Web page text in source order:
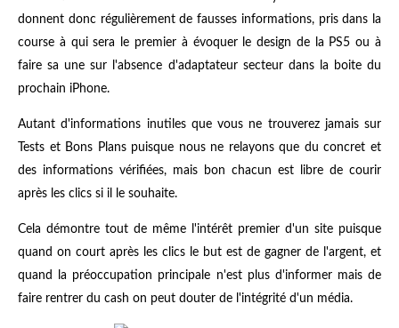
donnent donc régulièrement de fausses informations, pris dans la
course à qui sera le premier à évoquer le design de la PS5 ou à
faire sa une sur l'absence d'adaptateur secteur dans la boite du
prochain iPhone.
Autant d'informations inutiles que vous ne trouverez jamais sur
Tests et Bons Plans puisque nous ne relayons que du concret et
des informations vérifiées, mais bon chacun est libre de courir
après les clics si il le souhaite.
Cela démontre tout de même l'intérêt premier d'un site puisque
quand on court après les clics le but est de gagner de l'argent, et
quand la préoccupation principale n'est plus d'informer mais de
faire rentrer du cash on peut douter de l'intégrité d'un média.